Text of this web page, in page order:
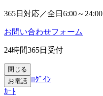
365日対応／全日6:00～24:00
お問い合わせフォーム
24時間365日受付
閉じる
お電話 ﾛｸﾞｲﾝ
ｶｰﾄ